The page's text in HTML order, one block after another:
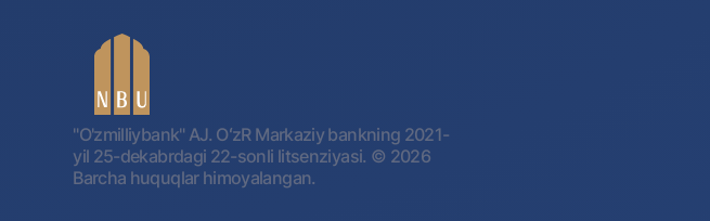
"O'zmilliybank" AJ. OʻzR Markaziy bankning 2021-
yil 25-dekabrdagi 22-sonli litsenziyasi. © 2026
Barcha huquqlar himoyalangan.